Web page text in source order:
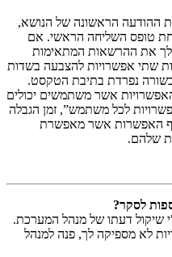
ההודעה הראשונה של הנושא,
טופס השליחה הראשי. אם
לך את ההרשאות המתאימות
שתי אפשרויות להצבעה בשדות
נפרדת בתיבת הטקסט.
אשר משתמשים יכולים
לכל משתמש”, זמן הגבלה
ולבסוף האפשרות אשר מאפשרת
שלהם.
לסקר?
שיקול דעתו של מנהל המערכת.
לא מספיקה לך, פנה למנהל